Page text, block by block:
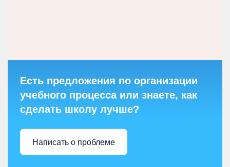
Есть предложения по организации
учебного процесса или знаете, как
сделать школу лучше?
Написать о проблеме